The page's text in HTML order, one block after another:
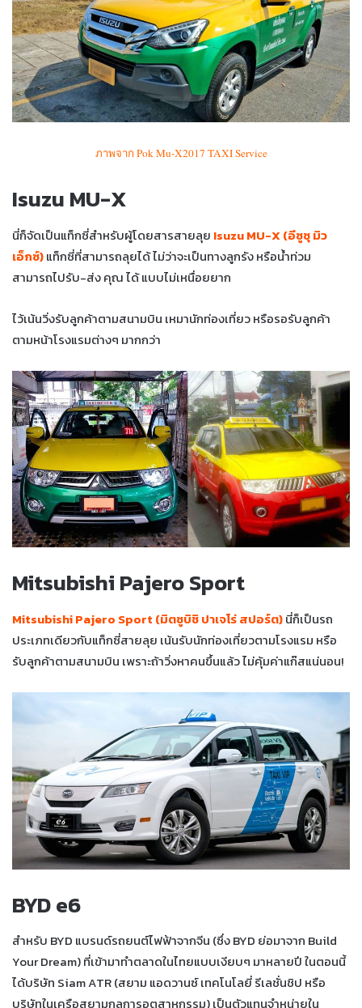
ภาพจาก Pok Mu-X2017 TAXI Service
Isuzu MU-X
นี่ก็จัดเป็นแท็กซี่สำหรับผู้โดยสารสายลุย Isuzu MU-X (อีซูซุ มิว
เอ็กซ์)แท็กซี่ที่สามารถลุยได้ ไม่ว่าจะเป็นทางลูกรัง หรือน้ำท่วม
สามารถไปรับ-ส่ง คุณ ได้ แบบไม่เหนื่อยยาก
ไว้เน้นวิ่งรับลูกค้าตามสนามบิน เหมานักท่องเที่ยว หรือรอรับลูกค้า
ตามหน้าโรงแรมต่างๆ มากกว่า
Mitsubishi Pajero Sport
Mitsubishi Pajero Sport (มิตซูบิชิ ปาเจโร่ สปอร์ต)นี่ก็เป็นรถ
ประเภทเดียวกับแท็กซี่สายลุย เน้นรับนักท่องเที่ยวตามโรงแรม หรือ
รับลูกค้าตามสนามบิน เพราะถ้าวิ่งหาคนขึ้นแล้ว ไม่คุ้มค่าแก๊สแน่นอน!
BYD e6
สำหรับ BYD แบรนด์รถยนต์ไฟฟ้าจากจีน (ซึ่ง BYD ย่อมาจาก Build
Your Dream) ที่เข้ามาทำตลาดในไทยแบบเงียบๆ มาหลายปี ในตอนนี้
ได้บริษัท Siam ATR (สยาม แอดวานซ์ เทคโนโลยี่ รีเลชั่นชิป หรือ
บริษัทในเครือสยามกลการอุตสาหกรรม) เป็นตัวแทนจำหน่ายใน